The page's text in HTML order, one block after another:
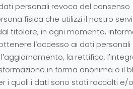
personali revoca del
fisica che utilizzi il nostro
titolare, in ogni momento,
l’accesso ai dati personali
la rettifica,
in forma anonima o
i quali i dati sono stati raccolti